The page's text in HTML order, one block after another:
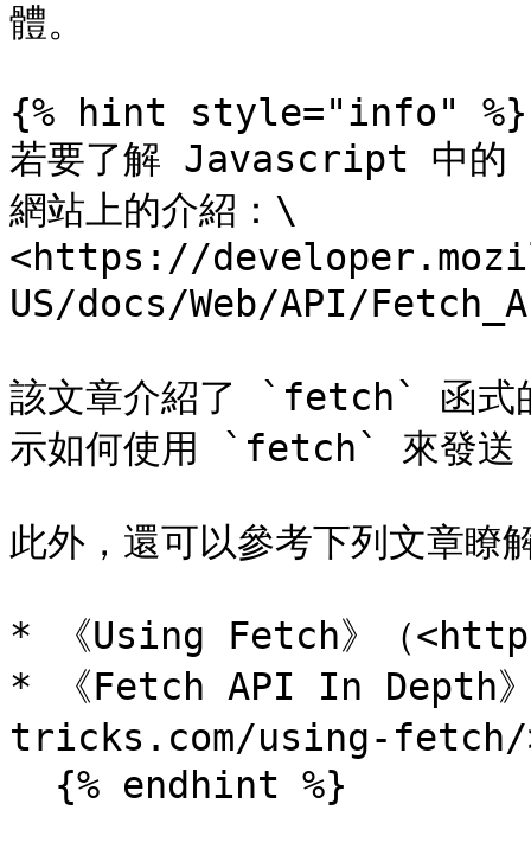
體。
{% hint style="info" %}
若要了解 Javascript 中的
網站上的介紹：\
<https://
US/docs/Web/API/
該文章介紹了 `fetch` 函式
示如何使用 `fetch` 來發送
此外，還可以參考下列文章
* 《Using Fetch》（
* 《Fetch API In Depth
tricks.com/using-fetch/